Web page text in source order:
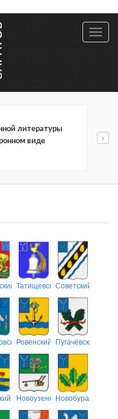
литературы
виде
ТатищевскийСоветский
Ровенский Пугачёвский
НовоузенскийНовобурасский